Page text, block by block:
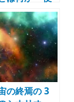
、責任、制
能性を考え
の終焉の 3